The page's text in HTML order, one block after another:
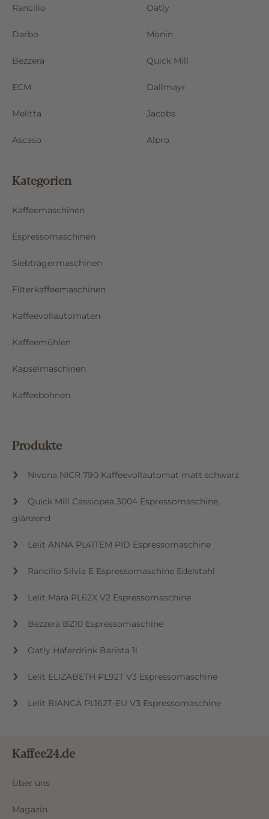
Rancilio Oatly
Darbo Monin
Bezzera Quick Mill
ECM Dallmayr
Melitta Jacobs
Ascaso Alpro
Kategorien
Kaffeemaschinen
Espressomaschinen
Siebträgermaschinen
Filterkaffeemaschinen
Kaffeevollautomaten
Kaffeemühlen
Kapselmaschinen
Kaffeebohnen
Produkte
Nivona NICR 790 Kaffeevollautomat matt schwarz
Quick Mill Cassiopea 3004 Espressomaschine,
glänzend
Lelit ANNA PL41TEM PID Espressomaschine
Rancilio Silvia E Espressomaschine Edelstahl
Lelit Mara PL62X V2 Espressomaschine
Bezzera BZ10 Espressomaschine
Oatly Haferdrink Barista 1l
Lelit ELIZABETH PL92T V3 Espressomaschine
Lelit BIANCA PL162T-EU V3 Espressomaschine
Kaffee24.de
Über uns
Magazin